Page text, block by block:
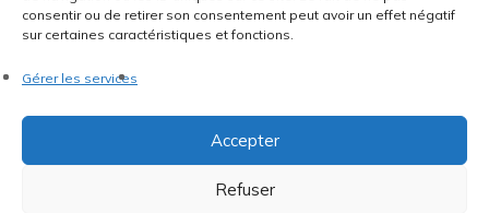
consentir ou de retirer son consentement peut avoir un effet négatif
sur certaines caractéristiques et fonctions.
Gérer les services
Accepter
Refuser
confidentialité
Politique de cookies•Termes & Condition•Mentions légales